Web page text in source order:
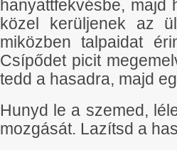
hanyattfekvésbe,
közel kerüljenek az
miközben talpaidat
Csípődet picit
tedd a hasadra, majd
Hunyd le a szemed,
mozgását. Lazítsd a